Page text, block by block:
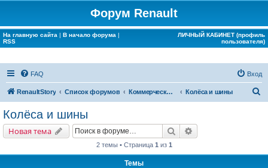
Форум Renault
На главную сайта | В начало форума |
RSS
ЛИЧНЫЙ КАБИНЕТ (профиль
пользователя)
FAQ Вход
RenaultStory Список форумов Коммерческие разделы Колёса и шины
Колёса и шины
Новая тема Поиск
2 темы • Страница 1 из 1
Темы